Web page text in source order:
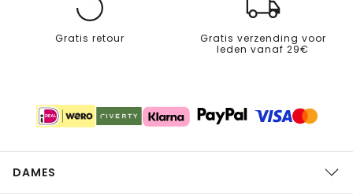
Gratis retour
Gratis verzending voor
leden vanaf 29€
DAMES